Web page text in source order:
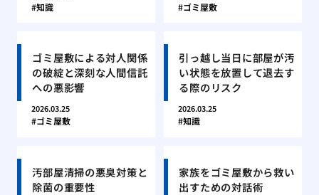
知識 ゴミ屋敷
ゴミ屋敷による対人関係
の破綻と深刻な人間信託
への悪影響
2026.03.25
ゴミ屋敷
引っ越し当日に部屋が汚
い状態を放置して退去す
る際のリスク
2026.03.25
知識
汚部屋清掃の悪臭対策と
除菌の重要性
家族をゴミ屋敷から救い
出すための対話術